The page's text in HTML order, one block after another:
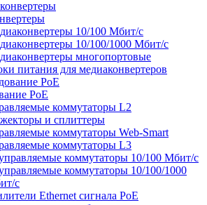
10/100 Мбит/с
10/100/1000 Мбит/c
многопортовые
питания для медиаконвертеров
PoE
коммутаторы L2
и сплиттеры
коммутаторы Web-Smart
коммутаторы L3
коммутаторы 10/100 Мбит/с
коммутаторы 10/100/1000
с
Ethernet сигнала PoE